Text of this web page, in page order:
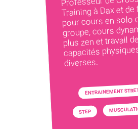
Training à Dax et
pour cours en solo
groupe, cours
plus zen et travail de
capacités
diverses.
ENTRAINEMENT
STEP